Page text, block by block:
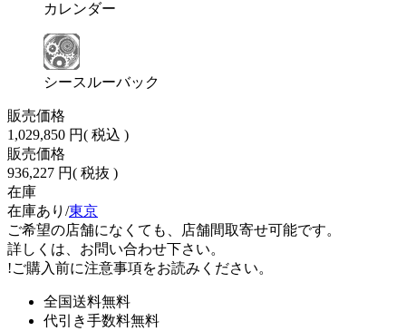
カレンダー
シースルーバック
販売価格
1,029,850 円( 税込 )
販売価格
936,227 円( 税抜 )
在庫
在庫あり/東京
ご希望の店舗になくても、店舗間取寄せ可能です。
詳しくは、お問い合わせ下さい。
!ご購入前に注意事項をお読みください。
全国送料無料
代引き手数料無料